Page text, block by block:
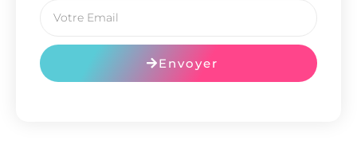
Envoyer